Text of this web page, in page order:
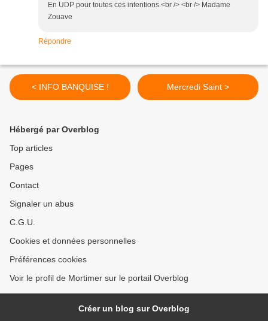
En UDP pour toutes ces intentions.<br /> <br /> Madame
Zouave
Répondre
< INFO BANQUISE ! Mercredi Saint >
Hébergé par Overblog
Top articles
Pages
Contact
Signaler un abus
C.G.U.
Cookies et données personnelles
Préférences cookies
Voir le profil de Mortimer sur le portail Overblog
Créer un blog sur Overblog